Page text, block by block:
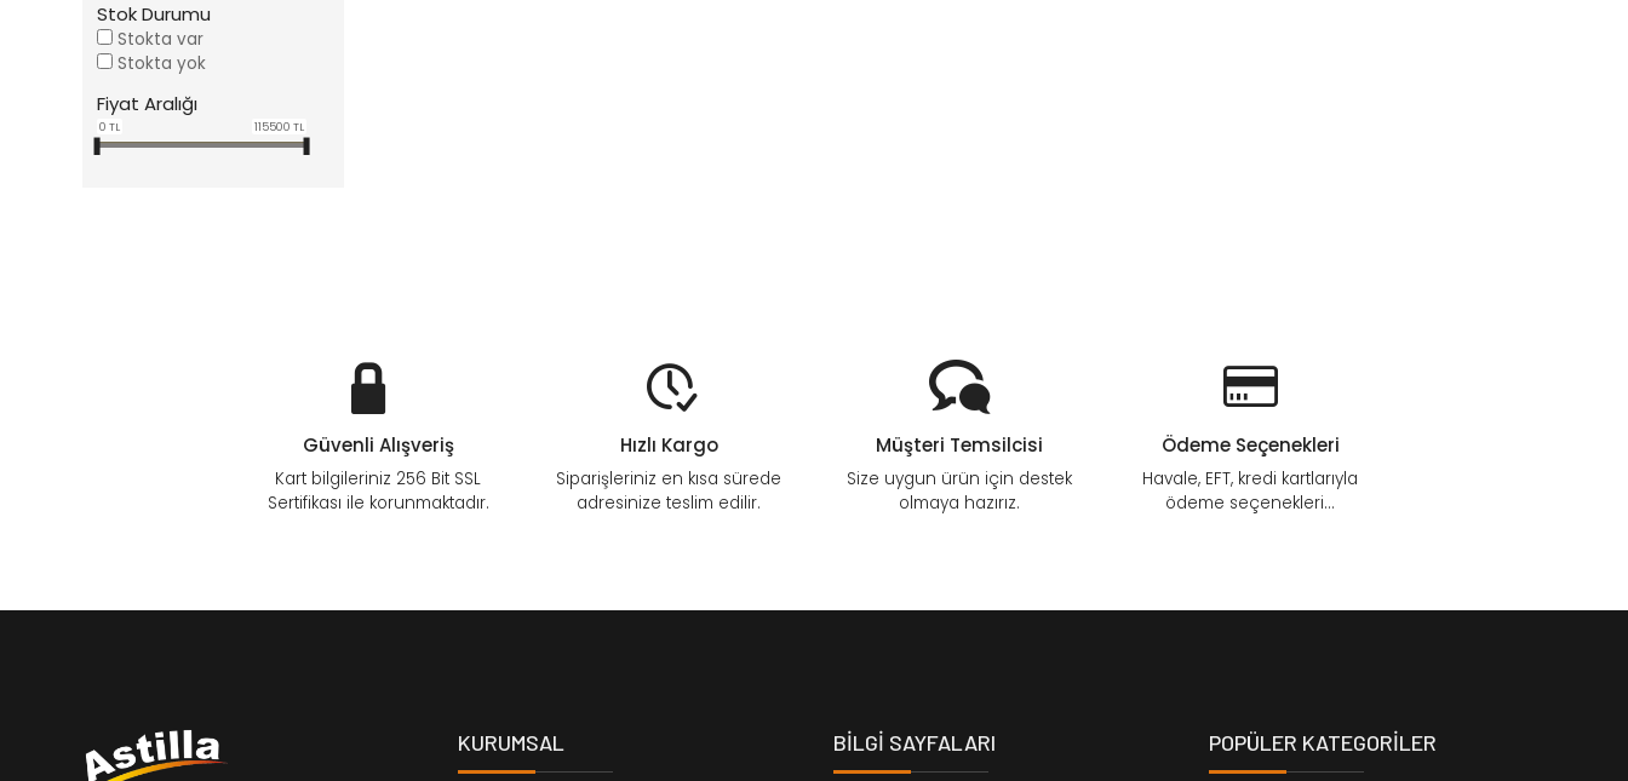
Stok Durumu
Stokta var
Stokta yok
Fiyat Aralığı
0 TL 115500 TL
Güvenli Alışveriş
Kart bilgileriniz 256 Bit SSL
Sertifikası ile korunmaktadır.
Hızlı Kargo
Siparişleriniz en kısa sürede
adresinize teslim edilir.
Müşteri Temsilcisi
Size uygun ürün için destek
olmaya hazırız.
Ödeme Seçenekleri
Havale, EFT, kredi kartlarıyla
ödeme seçenekleri...
KURUMSAL BİLGİ SAYFALARI POPÜLER KATEGORİLER